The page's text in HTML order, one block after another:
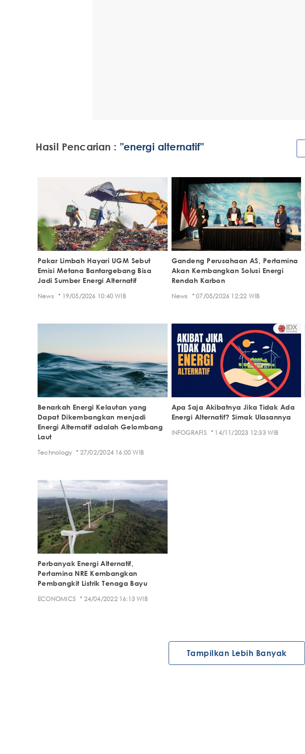
Hasil Pencarian : "energi alternatif"
Pakar Limbah Hayari UGM Sebut
Emisi Metana Bantargebang Bisa
Jadi Sumber Energi Alternatif
News · 19/05/2026 10:40 WIB
Gandeng Perusahaan AS, Pertamina
Akan Kembangkan Solusi Energi
Rendah Karbon
News · 07/05/2026 12:22 WIB
Benarkah Energi Kelautan yang
Dapat Dikembangkan menjadi
Energi Alternatif adalah Gelombang
Laut
Technology · 27/02/2024 16:00 WIB
Apa Saja Akibatnya Jika Tidak Ada
Energi Alternatif? Simak Ulasannya
INFOGRAFIS · 14/11/2023 12:33 WIB
Perbanyak Energi Alternatif,
Pertamina NRE Kembangkan
Pembangkit Listrik Tenaga Bayu
ECONOMICS · 24/04/2022 16:13 WIB
Tampilkan Lebih Banyak